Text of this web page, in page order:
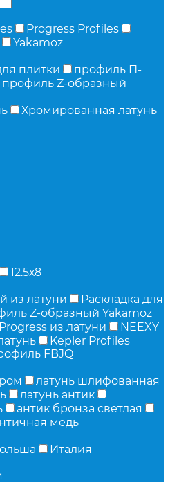
Progress Profiles
Yakamoz
плитки
профиль П-
профиль Z-образный
Хромированная латунь
12.5х8
из латуни
Раскладка для
Z-образный Yakamoz
из латуни
NEEXY
Kepler Profiles
FBJQ
латунь шлифованная
латунь антик
антик бронза светлая
медь
Италия